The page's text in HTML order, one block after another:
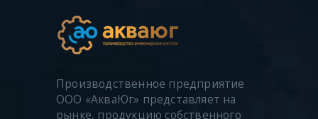
Производственное предприятие
ООО «АкваЮг» представляет на
рынке, продукцию собственного